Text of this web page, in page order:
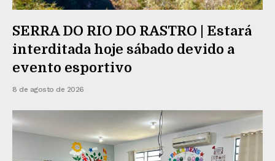
SERRA DO RIO DO RASTRO | Estará
interditada hoje sábado devido a
evento esportivo
8 de agosto de 2026